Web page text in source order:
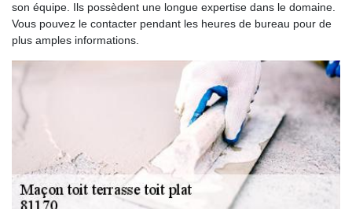
son équipe. Ils possèdent une longue expertise dans le domaine.
Vous pouvez le contacter pendant les heures de bureau pour de
plus amples informations.